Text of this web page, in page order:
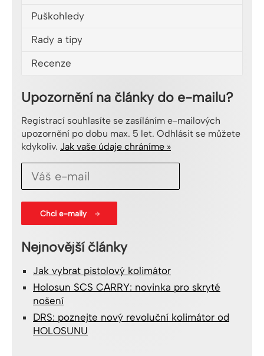
Puškohledy
Rady a tipy
Recenze
Upozornění na články do e-mailu?
Registrací souhlasíte se zasíláním e-mailových
upozornění po dobu max. 5 let. Odhlásit se můžete
kdykoliv. Jak vaše údaje chráníme »
Nejnovější články
Jak vybrat pistolový kolimátor
Holosun SCS CARRY: novinka pro skryté
nošení
DRS: poznejte nový revoluční kolimátor od
HOLOSUNU